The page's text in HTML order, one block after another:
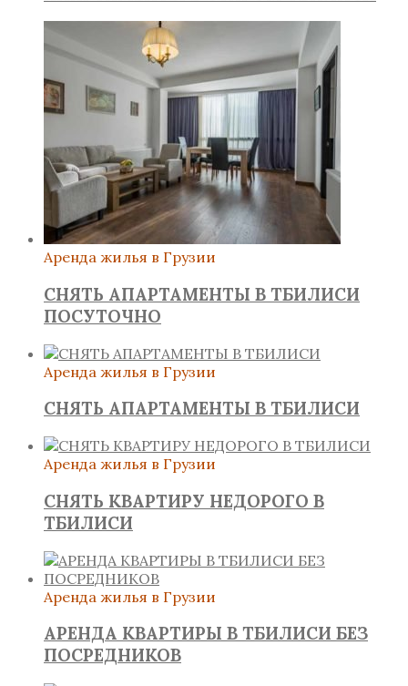
Аренда жилья в Грузии
СНЯТЬ АПАРТАМЕНТЫ В ТБИЛИСИ
ПОСУТОЧНО
Аренда жилья в Грузии
СНЯТЬ АПАРТАМЕНТЫ В ТБИЛИСИ
Аренда жилья в Грузии
СНЯТЬ КВАРТИРУ НЕДОРОГО В
ТБИЛИСИ
Аренда жилья в Грузии
АРЕНДА КВАРТИРЫ В ТБИЛИСИ БЕЗ
ПОСРЕДНИКОВ